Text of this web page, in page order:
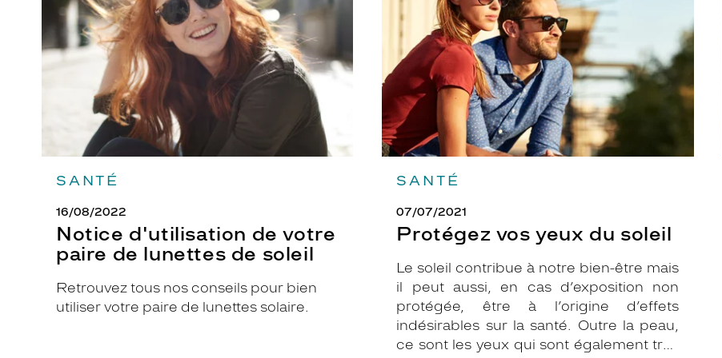
SANTÉ
16/08/2022
Notice d'utilisation de votre
paire de lunettes de soleil
Retrouvez tous nos conseils pour bien
utiliser votre paire de lunettes solaire.
paire
de
lunettes
de
SANTÉ
07/07/2021
Protégez vos yeux du soleil
Le soleil contribue à notre bien-être mais
il peut aussi, en cas d’exposition non
protégée, être à l’origine d’effets
indésirables sur la santé. Outre la peau,
ce sont les yeux qui sont également très
soleil